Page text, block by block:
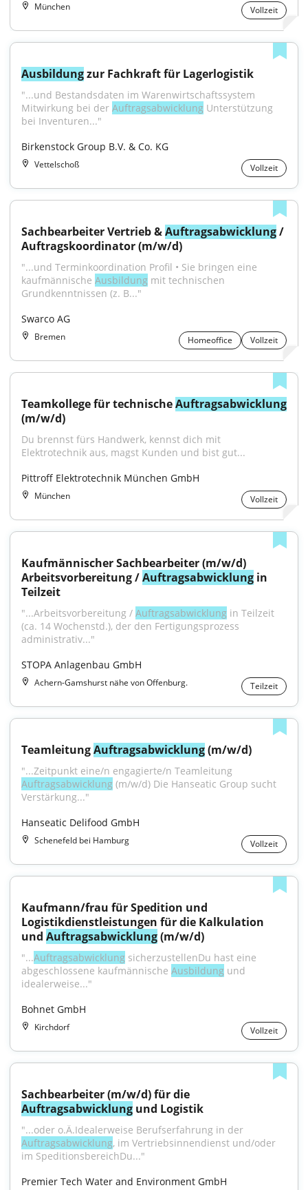
München Vollzeit
Ausbildung zur Fachkraft für Lagerlogistik
"...und Bestandsdaten im Warenwirtschaftssystem
Mitwirkung bei der Auftragsabwicklung Unterstützung
bei Inventuren..."
Birkenstock Group B.V. & Co. KG
Vettelschoß Vollzeit
Sachbearbeiter Vertrieb & Auftragsabwicklung /
Auftragskoordinator (m/w/d)
"...und Terminkoordination Profil • Sie bringen eine
kaufmännische Ausbildung mit technischen
Grundkenntnissen (z. B..."
Swarco AG
Bremen Homeoffice Vollzeit
Teamkollege für technische Auftragsabwicklung
(m/w/d)
Du brennst fürs Handwerk, kennst dich mit
Elektrotechnik aus, magst Kunden und bist gut...
Pittroff Elektrotechnik München GmbH
München Vollzeit
Kaufmännischer Sachbearbeiter (m/w/d)
Arbeitsvorbereitung / Auftragsabwicklung in
Teilzeit
"...Arbeitsvorbereitung / Auftragsabwicklung in Teilzeit
(ca. 14 Wochenstd.), der den Fertigungsprozess
administrativ..."
STOPA Anlagenbau GmbH
Achern-Gamshurst nähe von Offenburg. Teilzeit
Teamleitung Auftragsabwicklung (m/w/d)
Auftragsabwicklung (m/w/d) Die Hanseatic Group sucht
Verstärkung..."
Hanseatic Delifood GmbH
Schenefeld bei Hamburg Vollzeit
Kaufmann/frau für Spedition und
Logistikdienstleistungen für die Kalkulation
und Auftragsabwicklung (m/w/d)
"...Auftragsabwicklung sicherzustellenDu hast eine
abgeschlossene kaufmännische Ausbildung und
idealerweise..."
Bohnet GmbH
Kirchdorf Vollzeit
Auftragsabwicklung und Logistik
Auftragsabwicklung, im Vertriebsinnendienst und/oder
im SpeditionsbereichDu..."
Premier Tech Water and Environment GmbH